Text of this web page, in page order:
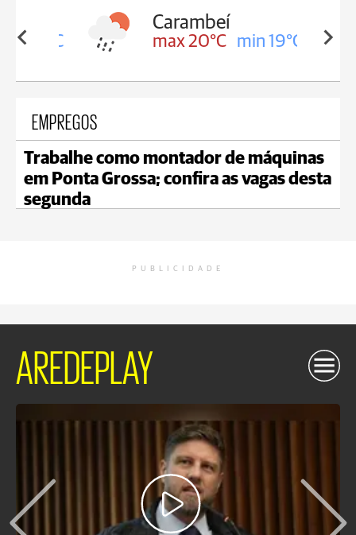
19°C
Carambeí
max 20°C min 19°C
EMPREGOS
Trabalhe como montador de máquinas
em Ponta Grossa; confira as vagas desta
segunda
PUBLICIDADE
AREDEPLAY